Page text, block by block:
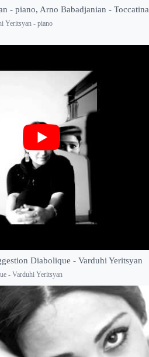
- piano, Arno Babadjanian - Toccatina
Yeritsyan - piano
Diabolique - Varduhi Yeritsyan
- Varduhi Yeritsyan